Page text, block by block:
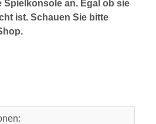
Spielkonsole an. Egal ob sie
ist. Schauen Sie bitte